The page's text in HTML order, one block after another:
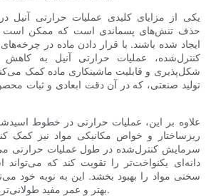
یکی از مزایای کلیدی عملیات حرارتی آنیل
حذف تنش‌های پسماندی است که ممکن است در
ایجاد شده باشند. با قرار دادن ماده در
کنترل‌شده، عملیات حرارتی آنیل به کاهش
شکل‌پذیری و قابلیت ماشینکاری ماده کمک
تولید صنعتی، که در آن دقت ابعادی و ثبات
علاوه بر این، عملیات حرارتی در خطوط
ریزساختار و خواص مکانیکی مواد نیز کمک
سرمایش کنترل‌شده در طول عملیات حرارتی
دانه‌ای یکنواخت‌تر را تقویت کند که
سختی مواد را بهبود بخشد. این به نوبه خود
بهتر و عمر مفید طولانی‌تر محصولات نهایی شود.